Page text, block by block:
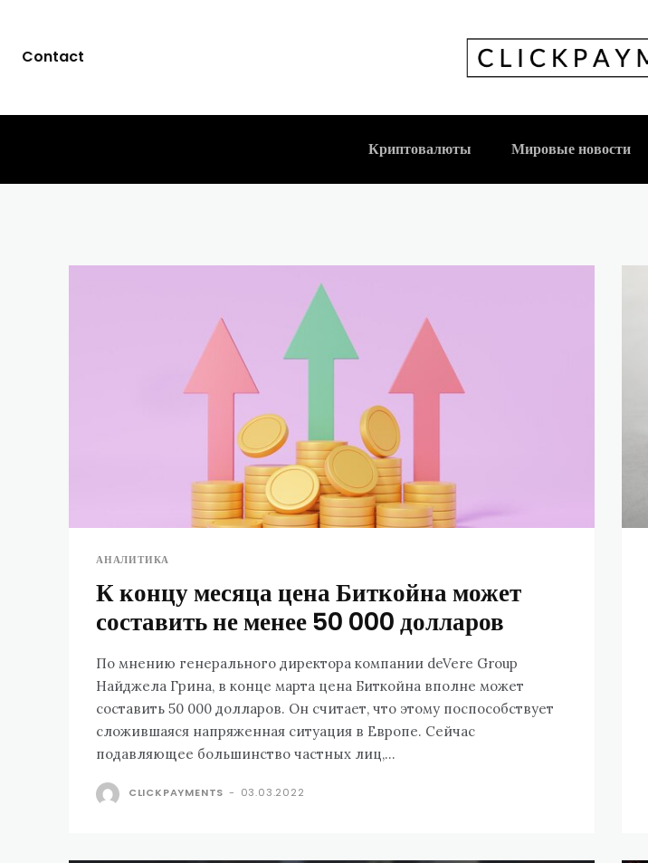
Contact
Криптовалюты Мировые новости
АНАЛИТИКА
К концу месяца цена Биткойна может
составить не менее 50 000 долларов
По мнению генерального директора компании deVere Group
Найджела Грина, в конце марта цена Биткойна вполне может
составить 50 000 долларов. Он считает, что этому поспособствует
сложившаяся напряженная ситуация в Европе. Сейчас
подавляющее большинство частных лиц,...
CLICKPAYMENTS - 03.03.2022